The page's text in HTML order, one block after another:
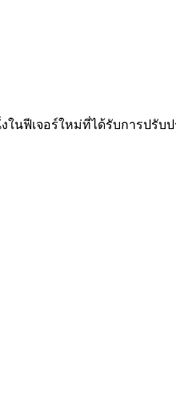
นฟีเจอร์ใหม่ที่ได้รับการปรับ